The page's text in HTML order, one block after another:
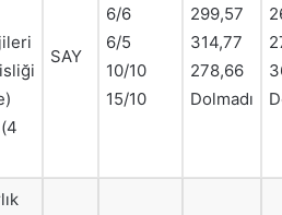
SAY
6/6
6/5
10/10
15/10
299,57
314,77
278,66
Dolmadı